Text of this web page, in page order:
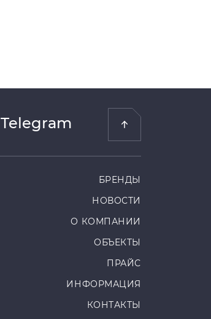
Telegram
БРЕНДЫ
НОВОСТИ
О КОМПАНИИ
ОБЪЕКТЫ
ПРАЙС
ИНФОРМАЦИЯ
КОНТАКТЫ